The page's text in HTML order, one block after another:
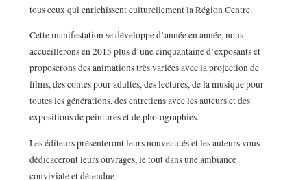
tous ceux qui enrichissent culturellement la Région Centre.
Cette manifestation se développe d’année en année, nous
accueillerons en 2015 plus d’une cinquantaine d’exposants et
proposerons des animations très variées avec la projection de
films, des contes pour adultes, des lectures, de la musique pour
toutes les générations, des entretiens avec les auteurs et des
expositions de peintures et de photographies.
Les éditeurs présenteront leurs nouveautés et les auteurs vous
dédicaceront leurs ouvrages, le tout dans une ambiance
conviviale et détendue